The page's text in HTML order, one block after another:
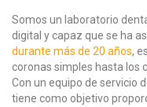
Somos un laboratorio
digital y capaz que se ha
durante más de 20 años,
coronas simples hasta los
Con un equipo de servicio
tiene como objetivo